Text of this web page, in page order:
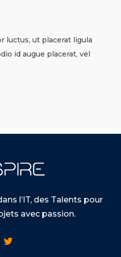
luctus, ut placerat ligula
id augue placerat, vel
l’IT, des Talents pour
avec passion.